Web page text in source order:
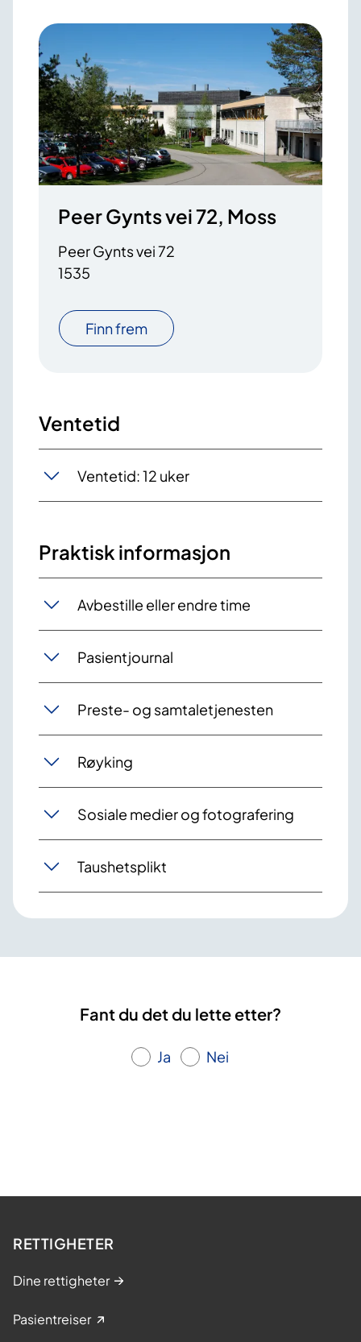
Peer Gynts vei 72, Moss
Peer Gynts vei 72
1535
Finn frem
Ventetid
Ventetid: 12 uker
Praktisk informasjon
Avbestille eller endre time
Pasientjournal
Preste- og samtaletjenesten
Røyking
Sosiale medier og fotografering
Taushetsplikt
Fant du det du lette etter?
Ja Nei
RETTIGHETER
Dine rettigheter
Pasientreiser